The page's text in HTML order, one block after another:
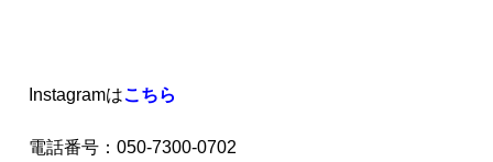
Instagramはこちら
電話番号：050-7300-0702